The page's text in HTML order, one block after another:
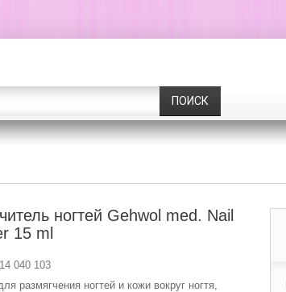
ПОИСК
ногтей Gehwol med. Nail
15 ml
040 103
размягчения ногтей и кожи вокруг ногтя,